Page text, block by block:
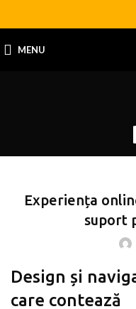
MENU
Experiența
suport
Design și
care contează